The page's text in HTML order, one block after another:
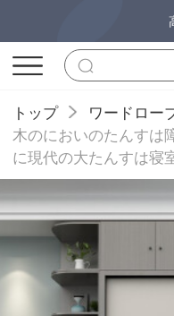
トップ
ワードロー
木のにおいのたんすは
に現代の大たんすは寝